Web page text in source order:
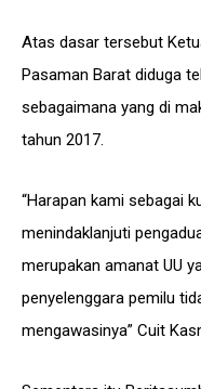
Atas dasar tersebut
Pasaman Barat diduga
sebagaimana yang di
tahun 2017.
“Harapan kami sebagai
menindaklanjuti
merupakan amanat UU
penyelenggara pemilu
mengawasinya” Cuit